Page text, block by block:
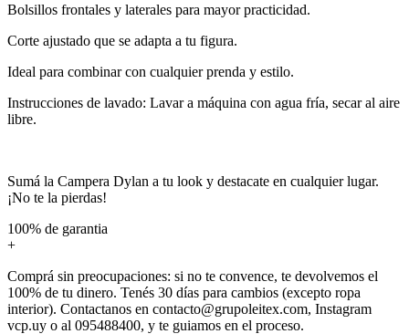
Bolsillos frontales y laterales para mayor practicidad.
Corte ajustado que se adapta a tu figura.
Ideal para combinar con cualquier prenda y estilo.
Instrucciones de lavado: Lavar a máquina con agua fría, secar al aire
libre.
Sumá la Campera Dylan a tu look y destacate en cualquier lugar.
¡No te la pierdas!
100% de garantia
+
Comprá sin preocupaciones: si no te convence, te devolvemos el
100% de tu dinero. Tenés 30 días para cambios (excepto ropa
interior). Contactanos en contacto@grupoleitex.com, Instagram
vcp.uy o al 095488400, y te guiamos en el proceso.